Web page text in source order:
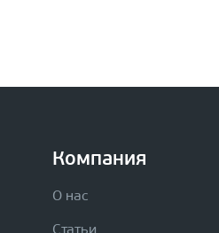
Компания
О нас